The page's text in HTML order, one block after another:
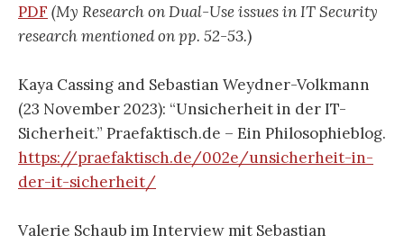
PDF (My Research on Dual-Use issues in IT Security
research mentioned on pp. 52-53.)
Kaya Cassing and Sebastian Weydner-Volkmann
(23 November 2023): “Unsicherheit in der IT-
Sicherheit.” Praefaktisch.de – Ein Philosophieblog.
https://praefaktisch.de/002e/unsicherheit-in-
der-it-sicherheit/
Valerie Schaub im Interview mit Sebastian